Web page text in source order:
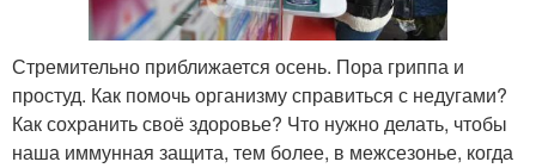
Стремительно приближается осень. Пора гриппа и
простуд. Как помочь организму справиться с недугами?
Как сохранить своё здоровье? Что нужно делать, чтобы
наша иммунная защита, тем более, в межсезонье, когда